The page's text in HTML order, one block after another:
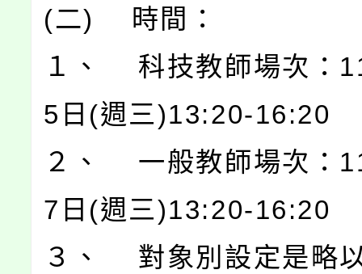
(二) 時間：
１、 科技教師場次：
5日(週三)13:20-16:20
２、 一般教師場次：
7日(週三)13:20-16:20
３、 對象別設定是略